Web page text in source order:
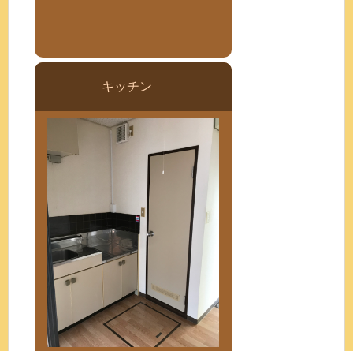
キッチン